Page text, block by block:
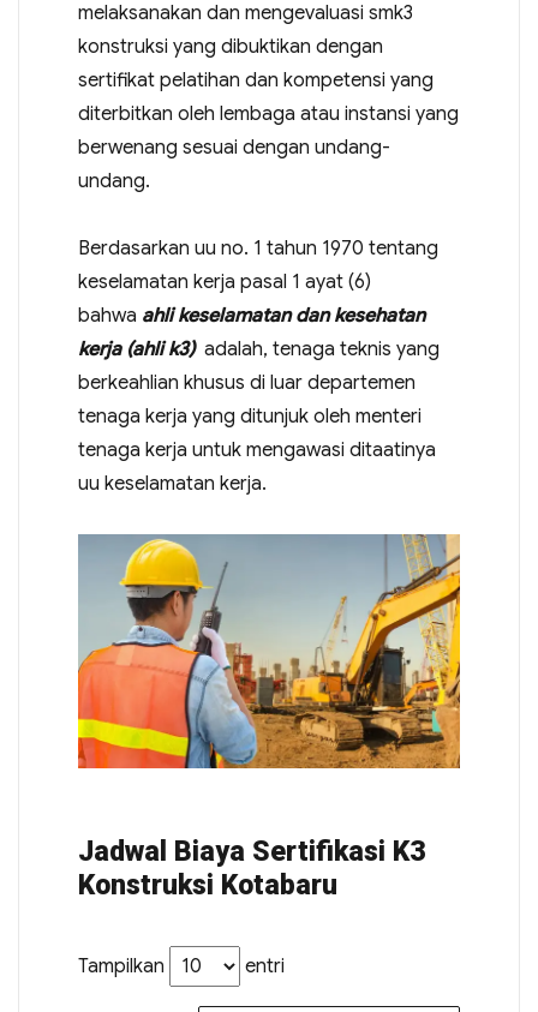
melaksanakan dan mengevaluasi smk3
konstruksi yang dibuktikan dengan
sertifikat pelatihan dan kompetensi yang
diterbitkan oleh lembaga atau instansi yang
berwenang sesuai dengan undang-
undang.
Berdasarkan uu no. 1 tahun 1970 tentang
keselamatan kerja pasal 1 ayat (6)
bahwa ahli keselamatan dan kesehatan
kerja (ahli k3)adalah, tenaga teknis yang
berkeahlian khusus di luar departemen
tenaga kerja yang ditunjuk oleh menteri
tenaga kerja untuk mengawasi ditaatinya
uu keselamatan kerja.
Jadwal Biaya Sertifikasi K3
Konstruksi Kotabaru
Tampilkan entri